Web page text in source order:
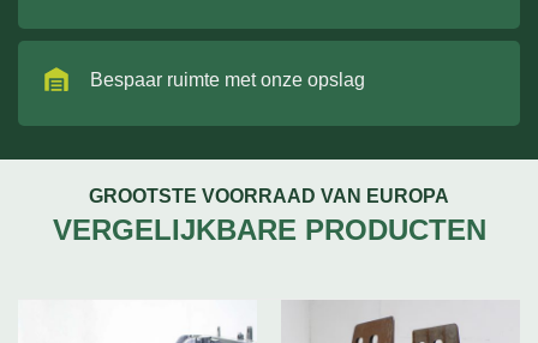
Bespaar ruimte met onze opslag
GROOTSTE VOORRAAD VAN EUROPA
VERGELIJKBARE PRODUCTEN